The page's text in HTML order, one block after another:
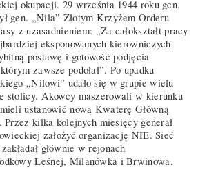
okupacji. 29 września 1944 roku gen.
gen. „Nila” Złotym Krzyżem Orderu
z uzasadnieniem: „Za całokształt pracy
eksponowanych kierowniczych
postawę i gotowość podjęcia
zawsze podołał”. Po upadku
„Nilowi” udało się w grupie wielu
stolicy. Akowcy maszerowali w kierunku
ustanowić nową Kwaterę Główną
Przez kilka kolejnych miesięcy generał
założyć organizację NIE. Sieć
głównie w rejonach
Leśnej, Milanówka i Brwinowa.